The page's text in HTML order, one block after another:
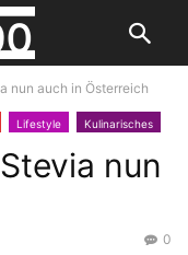
nun auch in Österreich
Lifestyle Kulinarisches
nun
0